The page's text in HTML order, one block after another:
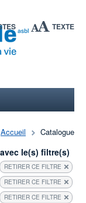
TEXTE
Accueil Catalogue
le(s) filtre(s)
RETIRER CE FILTRE
RETIRER CE FILTRE
RETIRER CE FILTRE